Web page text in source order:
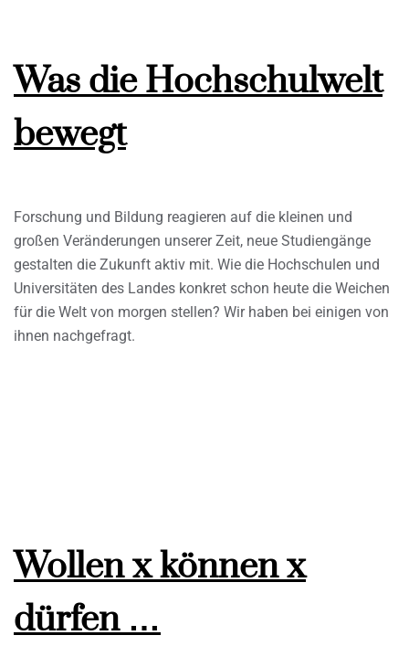
Was die Hochschulwelt
bewegt
Forschung und Bildung reagieren auf die kleinen und
großen Veränderungen unserer Zeit, neue Studiengänge
gestalten die Zukunft aktiv mit. Wie die Hochschulen und
Universitäten des Landes konkret schon heute die Weichen
für die Welt von morgen stellen? Wir haben bei einigen von
ihnen nachgefragt.
Wollen x können x
dürfen …